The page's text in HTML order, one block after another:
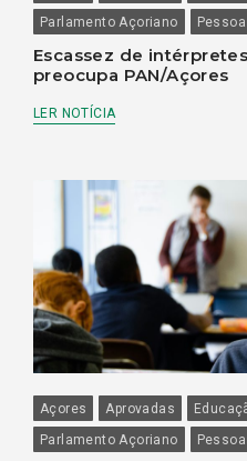
Parlamento Açoriano
Escassez de
preocupa PAN/Açores
LER NOTÍCIA
Açores Aprovadas
Parlamento Açoriano